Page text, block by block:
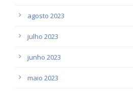
agosto 2023
julho 2023
junho 2023
maio 2023